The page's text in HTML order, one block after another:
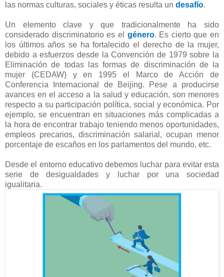
las normas culturas, sociales y éticas resulta un desafío.
Un elemento clave y que tradicionalmente ha sido
considerado discriminatorio es el género. Es cierto que en
los últimos años se ha fortalecido el derecho de la mujer,
debido a esfuerzos desde la Convención de 1979 sobre la
Eliminación de todas las formas de discriminación de la
mujer (CEDAW) y en 1995 el Marco de Acción de
Conferencia Internacional de Beijing. Pese a producirse
avances en el acceso a la salud y educación, son menores
respecto a su participación política, social y económica. Por
ejemplo, se encuentran en situaciones más complicadas a
la hora de encontrar trabajo teniendo menos oportunidades,
empleos precarios, discriminación salarial, ocupan menor
porcentaje de escaños en los parlamentos del mundo, etc.
Desde el entorno educativo debemos luchar para evitar esta
serie de desigualdades y luchar por una sociedad
igualitaria.